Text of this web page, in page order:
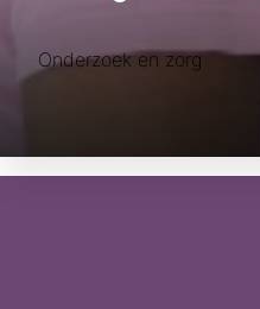
Onderzoek en zorg